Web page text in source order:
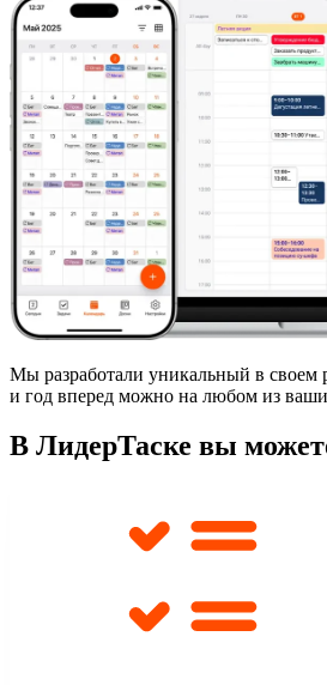
Мы разработали уникальный в своем
и год вперед можно на любом из
В ЛидерТаске вы